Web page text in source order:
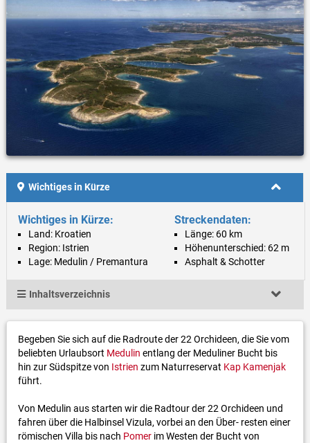
Wichtiges in Kürze
Wichtiges in Kürze:
Land: Kroatien
Region: Istrien
Lage: Medulin / Premantura
Streckendaten:
Länge: 60 km
Höhenunterschied: 62 m
Asphalt & Schotter
Inhaltsverzeichnis
Begeben Sie sich auf die Radroute der 22 Orchideen, die Sie vom
beliebten Urlaubsort Medulin entlang der Meduliner Bucht bis
hin zur Südspitze von Istrien zum Naturreservat Kap Kamenjak
führt.
Von Medulin aus starten wir die Radtour der 22 Orchideen und
fahren über die Halbinsel Vizula, vorbei an den Über- resten einer
römischen Villa bis nach Pomerim Westen der Bucht von